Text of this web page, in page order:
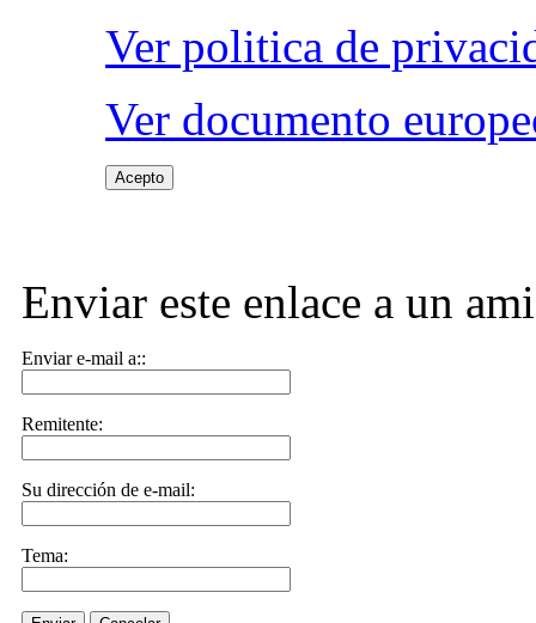
Ver politica de
Ver documento
Acepto
Enviar este enlace a un
Enviar e-mail a::
Remitente:
Su dirección de e-mail:
Tema: